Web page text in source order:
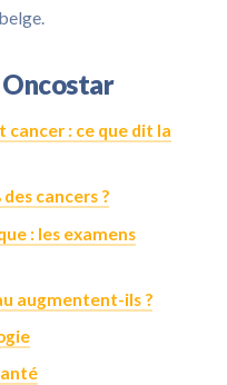
: ce que dit la
cancers ?
: les examens
augmentent-ils ?